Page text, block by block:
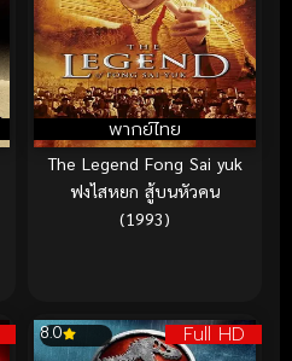
พากย์ไทย
The Legend Fong Sai yuk
ฟงไสหยก สู้บนหัวคน
(1993)
Full HD
8.0